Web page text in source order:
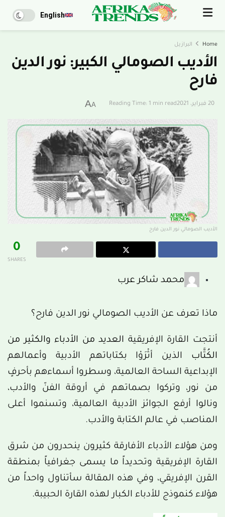
English
Home البرازيل
الأديب الصومالي الكبير: نور الدين
فارح
20 فبراير، 2021 Reading Time: 1 min read
A
A
الأديب الصومالي نور الدين فارح
0
SHARES
محمد شاكر عرب
ماذا تعرف عن الأديب الصومالي نور الدين فارح؟
أنتجت القارة الإفريقية العديد من الأدباء والكثير من
الكُتَّاب الذين أثْرَوْا بكتاباتهم الأدبية وأعمالهم
الإبداعية الساحة العالمية، وسطروا أسماءهم بأحرفٍ
من نور، وتركوا بصماتهم في أروقة الفنّ والأدب،
ونالوا أرفع الجوائز الأدبية العالمية، وتسنموا أعلى
المناصب في عالم الكتابة والأدب.
ومن هؤلاء الأدباء الأفارقة كثيرون ينحدرون من شرق
القارة الإفريقية وتحديداً ما يسمى جغرافياً بمنطقة
القرن الإفريقي، وفي هذه المقالة سأتناول واحداً من
هؤلاء كنموذج للأدباء الكبار لهذه القارة الحبيبة.